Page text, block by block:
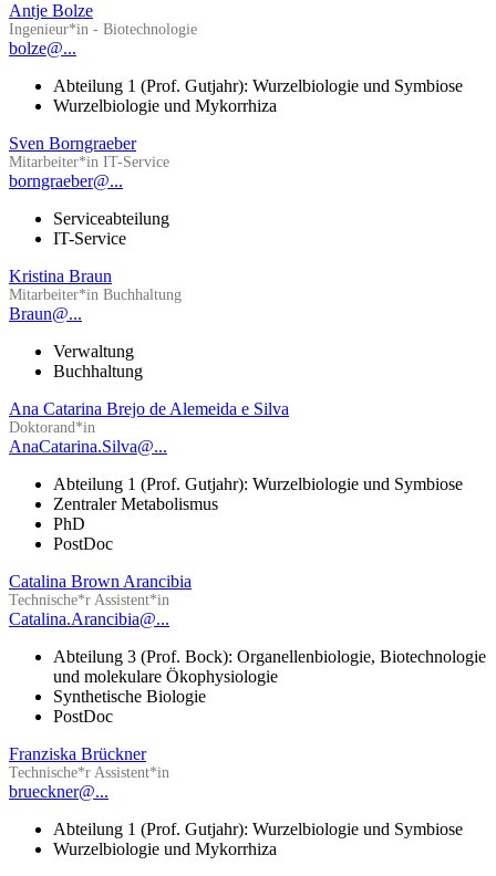
Antje Bolze
Ingenieur*in - Biotechnologie
bolze@...
Abteilung 1 (Prof. Gutjahr): Wurzelbiologie und Symbiose
Wurzelbiologie und Mykorrhiza
Sven Borngraeber
Mitarbeiter*in IT-Service
borngraeber@...
Serviceabteilung
IT-Service
Kristina Braun
Mitarbeiter*in Buchhaltung
Braun@...
Verwaltung
Buchhaltung
Ana Catarina Brejo de Alemeida e Silva
Doktorand*in
AnaCatarina.Silva@...
Abteilung 1 (Prof. Gutjahr): Wurzelbiologie und Symbiose
Zentraler Metabolismus
PhD
PostDoc
Catalina Brown Arancibia
Technische*r Assistent*in
Catalina.Arancibia@...
Abteilung 3 (Prof. Bock): Organellenbiologie, Biotechnologie
und molekulare Ökophysiologie
Synthetische Biologie
PostDoc
Franziska Brückner
Technische*r Assistent*in
brueckner@...
Abteilung 1 (Prof. Gutjahr): Wurzelbiologie und Symbiose
Wurzelbiologie und Mykorrhiza